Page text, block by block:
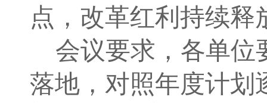
点，改革红利持续
会议要求，各单位
落地 ， 对照年度计划